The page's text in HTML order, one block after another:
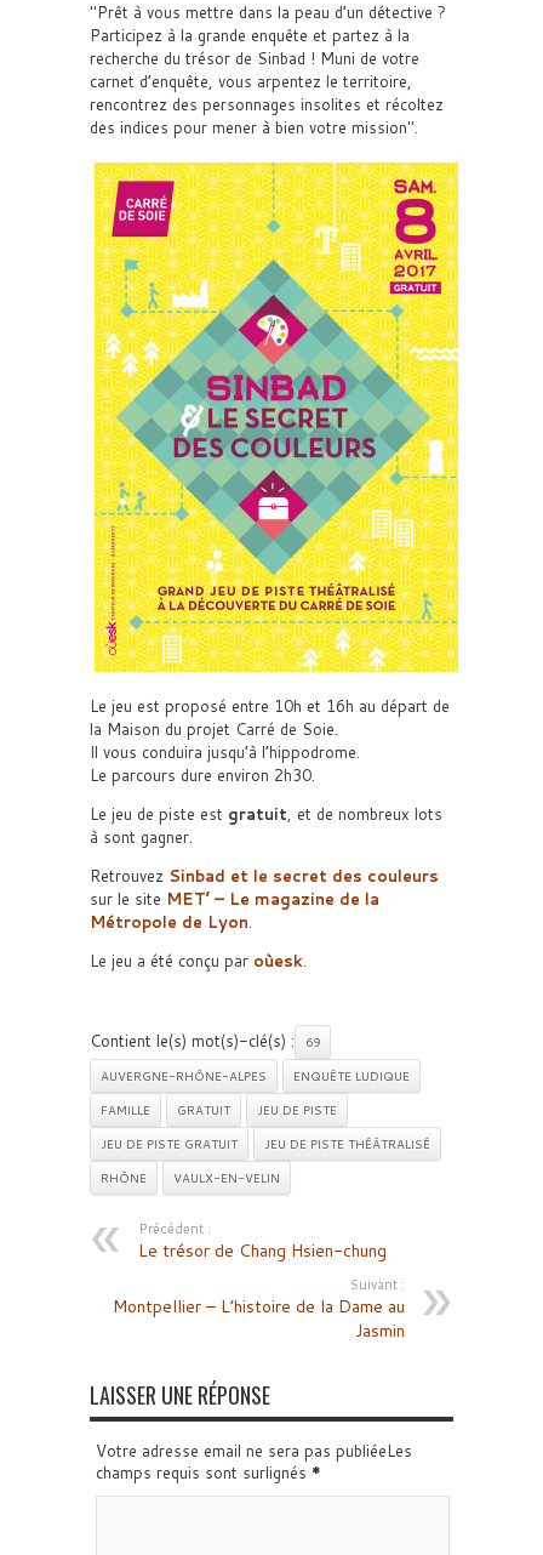
Prêt à vous mettre dans la peau d’un détective ?
Participez à la grande enquête et partez à la
recherche du trésor de Sinbad ! Muni de votre
carnet d’enquête, vous arpentez le territoire,
rencontrez des personnages insolites et récoltez
des indices pour mener à bien votre mission .
Le jeu est proposé entre 10h et 16h au départ de
la Maison du projet Carré de Soie.
Il vous conduira jusqu’à l’hippodrome.
Le parcours dure environ 2h30.
Le jeu de piste est gratuit, et de nombreux lots
à sont gagner.
Retrouvez Sinbad et le secret des couleurs
sur le site MET’ – Le magazine de la
Métropole de Lyon.
Le jeu a été conçu par oùesk.
Contient le(s) mot(s)-clé(s) :
69
AUVERGNE-RHÔNE-ALPES
ENQUÊTE LUDIQUE
FAMILLE
GRATUIT
JEU DE PISTE
JEU DE PISTE GRATUIT
JEU DE PISTE THÉÂTRALISÉ
RHÔNE
VAULX-EN-VELIN
Précédent :
Le trésor de Chang Hsien-chung
Suivant :
Montpellier – L’histoire de la Dame au
Jasmin
LAISSER UNE RÉPONSE
Votre adresse email ne sera pas publiéeLes
champs requis sont surlignés *